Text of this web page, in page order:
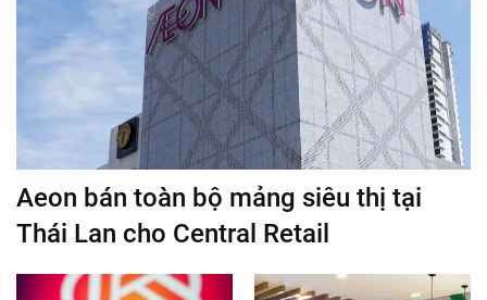
Aeon bán toàn bộ mảng siêu thị tại
Thái Lan cho Central Retail